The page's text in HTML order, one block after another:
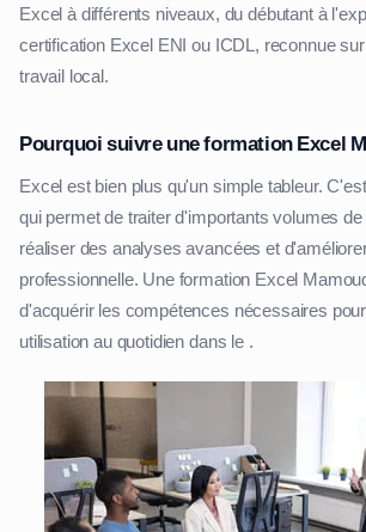
Excel à différents niveaux, du débutant à
certification Excel ENI ou ICDL, reconnue
travail local.
Pourquoi suivre une formation Excel
Excel est bien plus qu'un simple tableur.
qui permet de traiter d'importants volumes
réaliser des analyses avancées et
professionnelle. Une formation Excel
d'acquérir les compétences nécessaires
utilisation au quotidien dans le .